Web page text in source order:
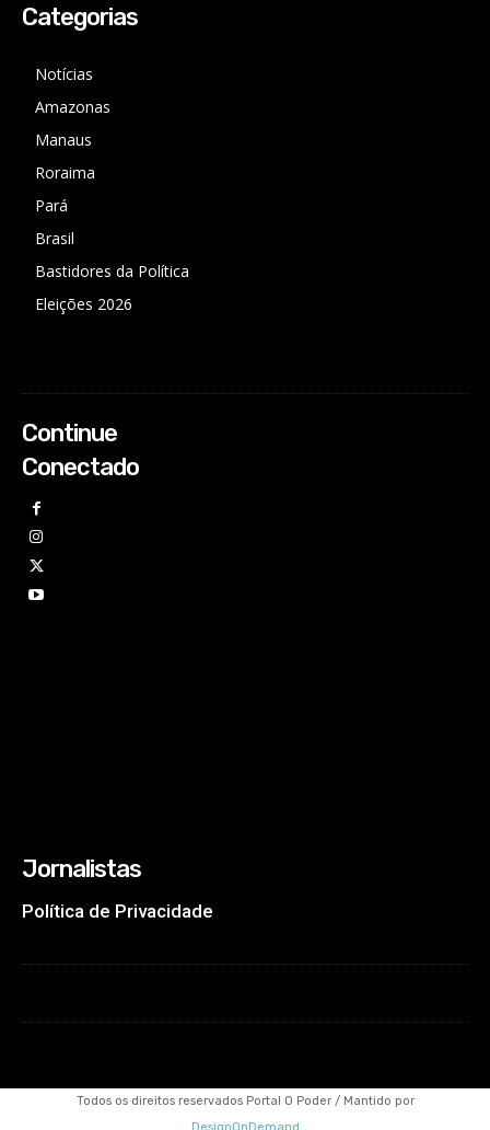
Categorias
Notícias
Amazonas
Manaus
Roraima
Pará
Brasil
Bastidores da Política
Eleições 2026
Continue
Conectado
Jornalistas
Política de Privacidade
Todos os direitos reservados Portal O Poder / Mantido por